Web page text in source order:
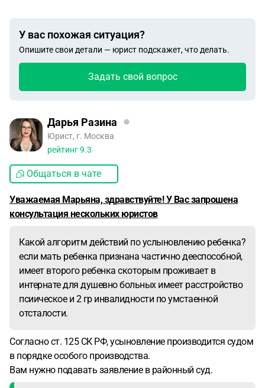
У вас похожая ситуация?
Опишите свои детали — юрист подскажет, что делать.
Задать свой вопрос
Дарья Разина
Юрист, г. Москва
рейтинг9.3
Общаться в чате
Уважаемая Марьяна, здравствуйте! У Вас запрошена
консультация нескольких юристов
Какой алгоритм действий по услыновлению ребенка?
если мать ребенка признана частично дееспособной,
имеет второго ребенка скоторым проживает в
интернате для душевно больных имеет расстройство
псиическое и 2 гр инвалидности по умстаенной
отсталости.
Согласно ст. 125 СК РФ, усыновление производится судом
в порядке особого производства.
Вам нужно подавать заявление в районный суд.